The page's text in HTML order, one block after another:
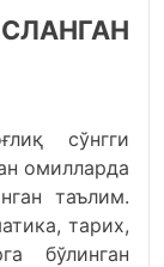
сўнгги
омилларда
таълим.
тарих,
бўлинган